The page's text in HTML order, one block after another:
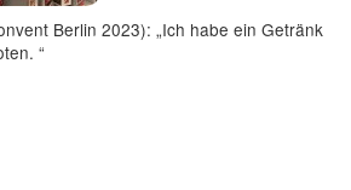
Berlin 2023): „Ich habe ein Getränk
“